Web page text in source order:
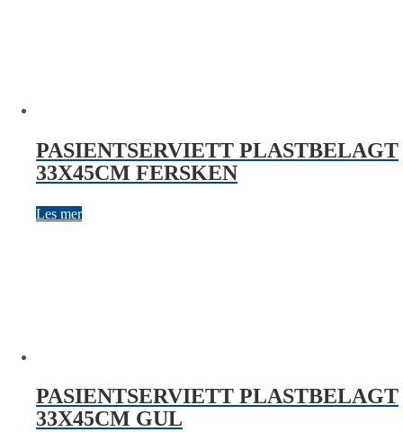
PASIENTSERVIETT PLASTBELAGT
33X45CM FERSKEN
Les mer
PASIENTSERVIETT PLASTBELAGT
33X45CM GUL